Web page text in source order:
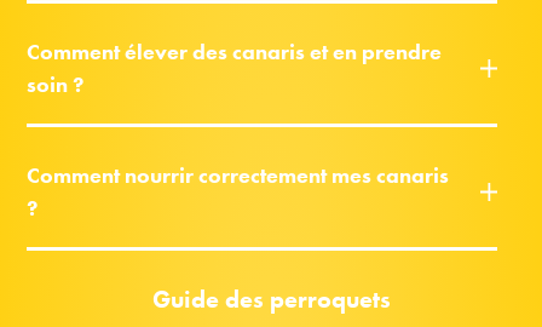
Comment élever des canaris et en prendre
soin ?
Comment nourrir correctement mes canaris
?
Guide des perroquets